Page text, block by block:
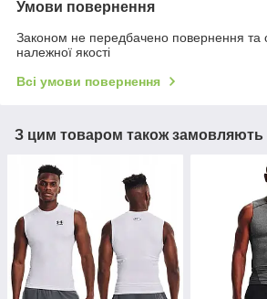
Умови повернення
Законом не передбачено повернення та
належної якості
Всі умови повернення
З цим товаром також замовляють